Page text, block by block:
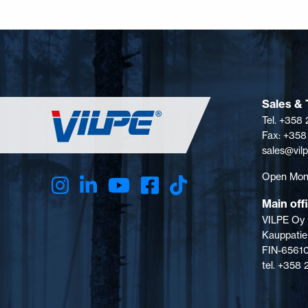
Sales &
Tel. +358
Fax:
Open
Main
VILPE Oy
FIN-
tel. +358